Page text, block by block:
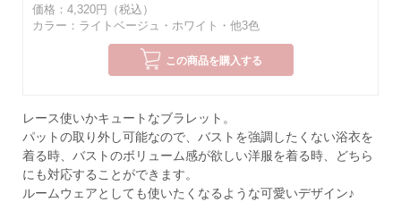
価格：4,320円（税込）
カラー：ライトベージュ・ホワイト・他3色
この商品を購入する
レース使いかキュートなブラレット。
パットの取り外し可能なので、バストを強調したくない浴衣を
着る時、バストのボリューム感が欲しい洋服を着る時、どちら
にも対応することができます。
ルームウェアとしても使いたくなるような可愛いデザイン♪